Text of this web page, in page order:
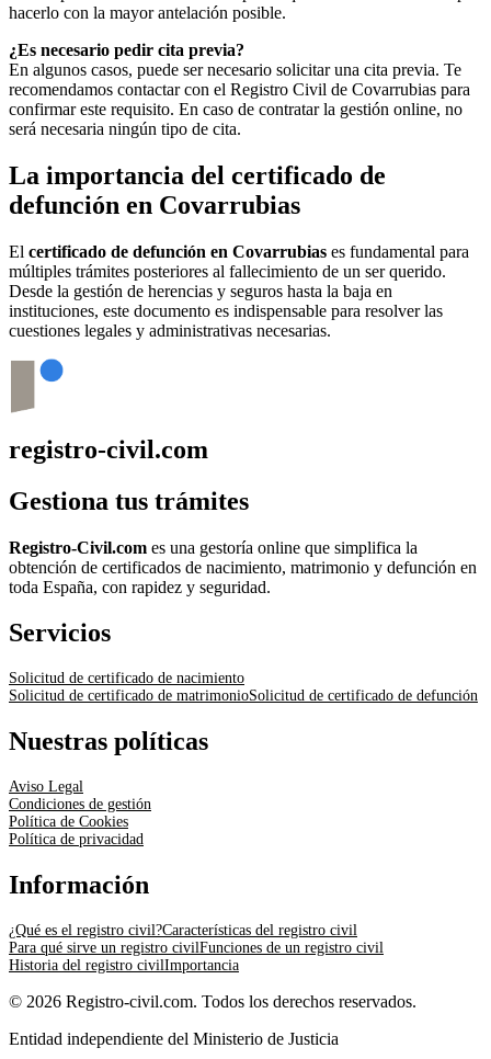
hacerlo con la mayor antelación posible.
¿Es necesario pedir cita previa?
En algunos casos, puede ser necesario solicitar una cita previa. Te
recomendamos contactar con el Registro Civil de Covarrubias para
confirmar este requisito. En caso de contratar la gestión online, no
será necesaria ningún tipo de cita.
La importancia del certificado de
defunción en Covarrubias
El certificado de defunción en Covarrubias es fundamental para
múltiples trámites posteriores al fallecimiento de un ser querido.
Desde la gestión de herencias y seguros hasta la baja en
instituciones, este documento es indispensable para resolver las
cuestiones legales y administrativas necesarias.
registro-civil.com
Gestiona tus trámites
Registro-Civil.com es una gestoría online que simplifica la
obtención de certificados de nacimiento, matrimonio y defunción en
toda España, con rapidez y seguridad.
Servicios
Solicitud de certificado de nacimiento
Solicitud de certificado de matrimonioSolicitud de certificado de defunción
Nuestras políticas
Aviso Legal
Condiciones de gestión
Política de Cookies
Política de privacidad
Información
¿Qué es el registro civil?Características del registro civil
Para qué sirve un registro civilFunciones de un registro civil
Historia del registro civilImportancia
© 2026 Registro-civil.com. Todos los derechos reservados.
Entidad independiente del Ministerio de Justicia